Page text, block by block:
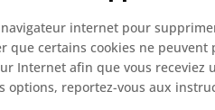
internet pour
que certains cookies ne
Internet afin que vous receviez
options, reportez-vous aux